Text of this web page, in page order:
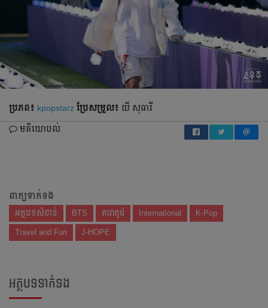
ប្រភព៖ kpopstarz ប្រែ​សម្រួល៖ យី សុធារី
មតិយោបល់
ពាក្យទាក់ទង
អត្ថបទសំខាន់ BTS តារាកូរ៉េ International K-Pop
Travel and Fun J-HOPE
អត្ថបទទាក់ទង